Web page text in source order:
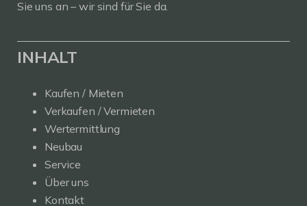
Sie uns an – wir sind für Sie da.
INHALT
Kaufen / Mieten
Verkaufen / Vermieten
Wertermittlung
Neubau
Service
Über uns
Kontakt